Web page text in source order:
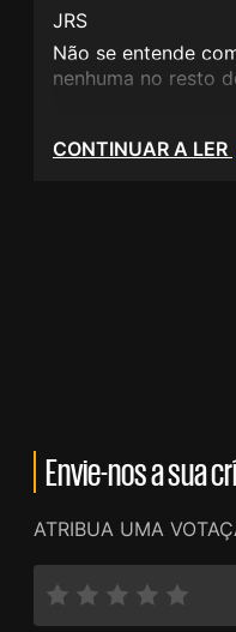
JRS
Não se entende
nenhuma no resto
CONTINUAR A LER
Envie-nos a sua
ATRIBUA UMA